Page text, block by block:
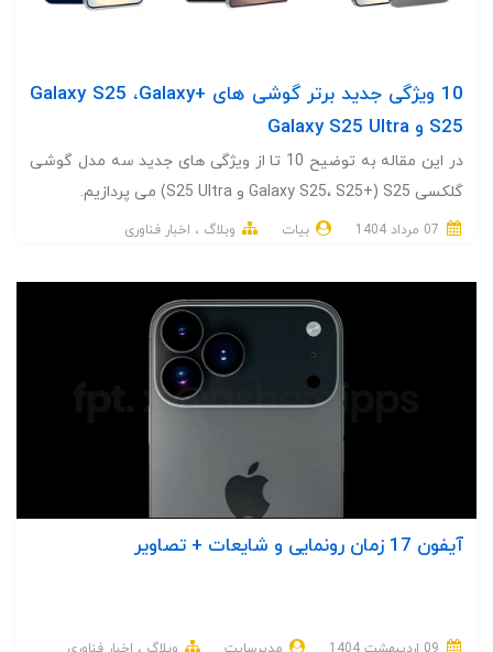
10 ویژگی جدید برتر گوشی های +Galaxy S25 ،Galaxy
S25 و Galaxy S25 Ultra
در این مقاله به توضیح 10 تا از ویژگی های جدید سه مدل گوشی
گلکسی S25 (+Galaxy S25، S25 و S25 Ultra) می پردازیم.
بیات وبلاگ اخبار فناوری
آیفون 17 زمان رونمایی و شایعات + تصاویر
مدیرسایت وبلاگ اخبار فناوری